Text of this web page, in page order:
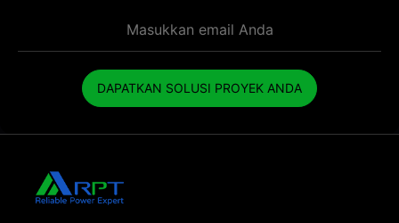
DAPATKAN SOLUSI PROYEK ANDA